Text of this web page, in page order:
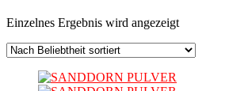
Einzelnes Ergebnis wird angezeigt